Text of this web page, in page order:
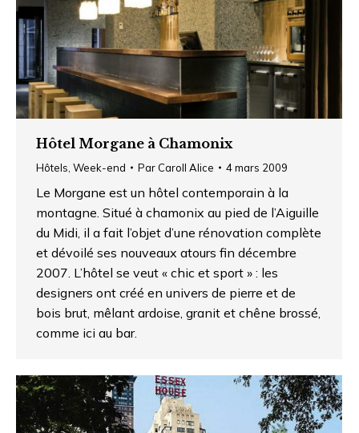
Hôtel Morgane à Chamonix
Hôtels Week-end Par Caroll Alice 4 mars 2009
Le Morgane est un hôtel contemporain à la
montagne. Situé à chamonix au pied de l’Aiguille
du Midi, il a fait l’objet d’une rénovation complète
et dévoilé ses nouveaux atours fin décembre
2007. L’hôtel se veut « chic et sport » : les
designers ont créé en univers de pierre et de
bois brut, mêlant ardoise, granit et chêne brossé,
comme ici au bar.